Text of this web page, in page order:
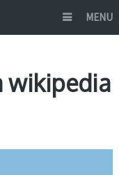
MENU
wikipedia